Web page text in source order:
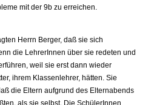
mit der 9b zu erreichen.
Herrn Berger, daß sie sich
die LehrerInnen über sie redeten und
weil sie erst dann wieder
ihrem Klassenlehrer, hätten. Sie
die Eltern aufgrund des Elternabends
als sie selbst. Die SchülerInnen